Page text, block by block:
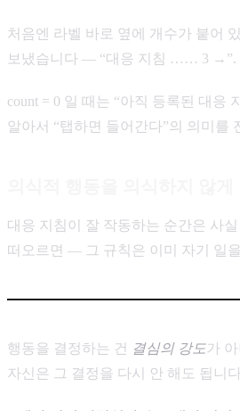
처음엔 라벨 바로 옆에 개수가 붙어
보냈습니다 — “대응 지침 …… 3 →”.
count = 0 일 때는 “아직 등록된 대응
알아서 “탭하면 들어간다”의 의미를
대응 지침이 잘 작동하는 순간은 사실
떠오르면 — 그 규칙은 이미 자기 일
행동을 결정하는 건 결심의 강도가
자신은 그 결정을 다시 안 해도 됩니